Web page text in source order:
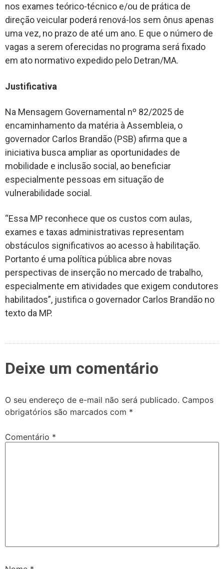
nos exames teórico-técnico e/ou de prática de
direção veicular poderá renová-los sem ônus apenas
uma vez, no prazo de até um ano. E que o número de
vagas a serem oferecidas no programa será fixado
em ato normativo expedido pelo Detran/MA.
Justificativa
Na Mensagem Governamental nº 82/2025 de
encaminhamento da matéria à Assembleia, o
governador Carlos Brandão (PSB) afirma que a
iniciativa busca ampliar as oportunidades de
mobilidade e inclusão social, ao beneficiar
especialmente pessoas em situação de
vulnerabilidade social.
“Essa MP reconhece que os custos com aulas,
exames e taxas administrativas representam
obstáculos significativos ao acesso à habilitação.
Portanto é uma política pública abre novas
perspectivas de inserção no mercado de trabalho,
especialmente em atividades que exigem condutores
habilitados”, justifica o governador Carlos Brandão no
texto da MP.
Deixe um comentário
O seu endereço de e-mail não será publicado. Campos
obrigatórios são marcados com *
Comentário *